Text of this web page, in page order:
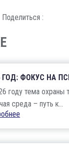
Поделиться :
ГОД: ФОКУС НА
году тема охраны
среда – путь к...